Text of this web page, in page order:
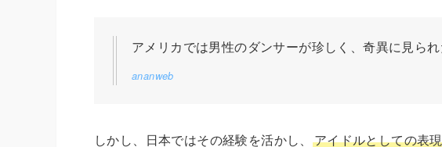
アメリカでは男性のダンサーが珍しく、奇異に見ら
ananweb
しかし、日本ではその経験を活かし、 アイドルとしての表